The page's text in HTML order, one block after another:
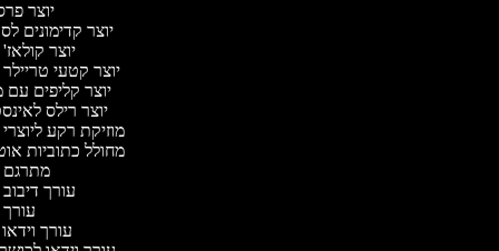
יוצר
יוצר קדימונים
יוצר
יוצר קטעי
יוצר קליפים
יוצר רילס
מוזיקת רקע
מחולל כתוביות
עורך
עורך